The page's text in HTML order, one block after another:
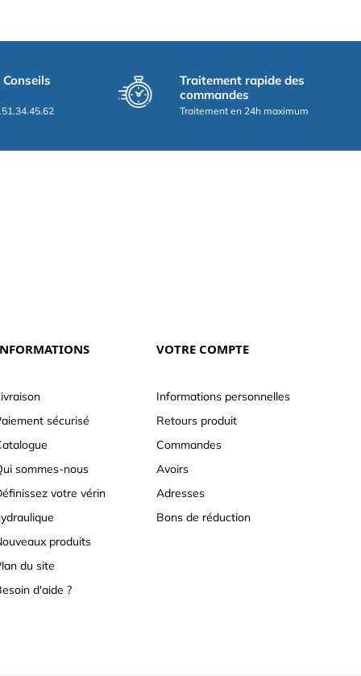
Traitement rapide des
commandes
Traitement en 24h maximum
sécurisé
sommes-nous
votre vérin
produits
du site
d'aide ?
VOTRE COMPTE
Informations personnelles
Retours produit
Commandes
Avoirs
Adresses
Bons de réduction